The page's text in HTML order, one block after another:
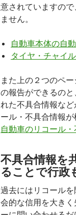
意されていますの
ません。
自動車本体の自
タイヤ・チャイ
また上の２つのペ
の報告ができるの
れた不具合情報な
ール・不具合情報が
自動車のリコール
不具合情報を
ることで行政
過去にはリコール
会的な信用を大き